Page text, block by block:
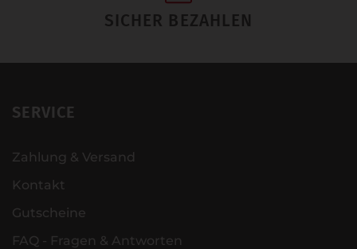
SICHER BEZAHLEN
SERVICE
Zahlung & Versand
Kontakt
Gutscheine
FAQ - Fragen & Antworten